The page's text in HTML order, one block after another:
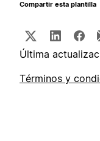
Compartir esta plantilla
Última
Términos y